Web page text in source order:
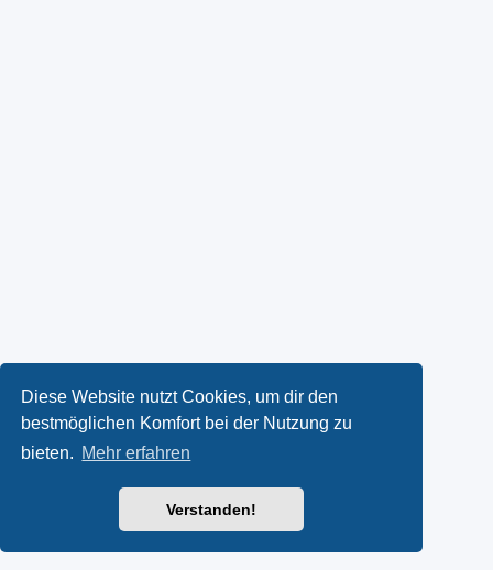
Diese Website nutzt Cookies, um dir den
bestmöglichen Komfort bei der Nutzung zu
bieten. Mehr erfahren
Verstanden!